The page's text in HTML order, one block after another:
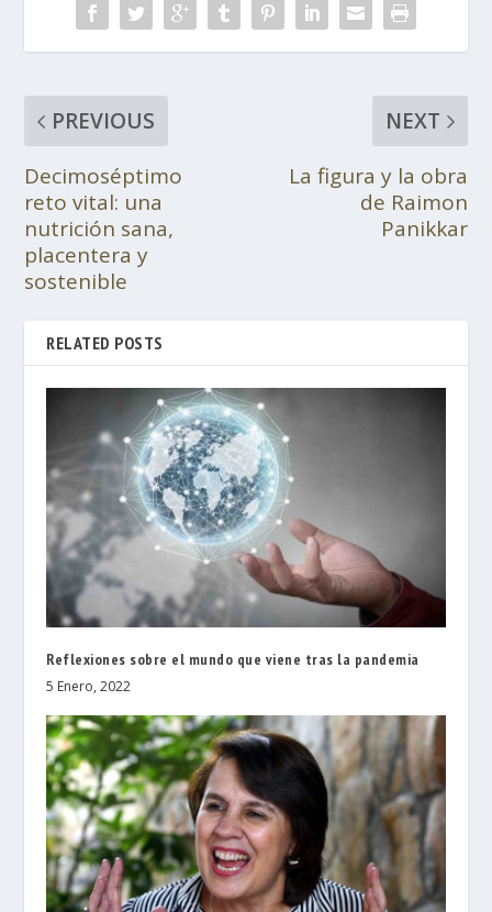
PREVIOUS
Decimoséptimo
reto vital: una
nutrición sana,
placentera y
sostenible
NEXT
La figura y la obra
de Raimon
Panikkar
RELATED POSTS
Reflexiones sobre el mundo que viene tras la pandemia
5 Enero, 2022